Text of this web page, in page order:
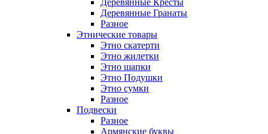
Деревянные Кресты
Деревянные Гранаты
Разное
Этнические товары
Этно скатерти
Этно жилетки
Этно шапки
Этно Подушки
Этно сумки
Разное
Подвески
Разное
Армянские буквы